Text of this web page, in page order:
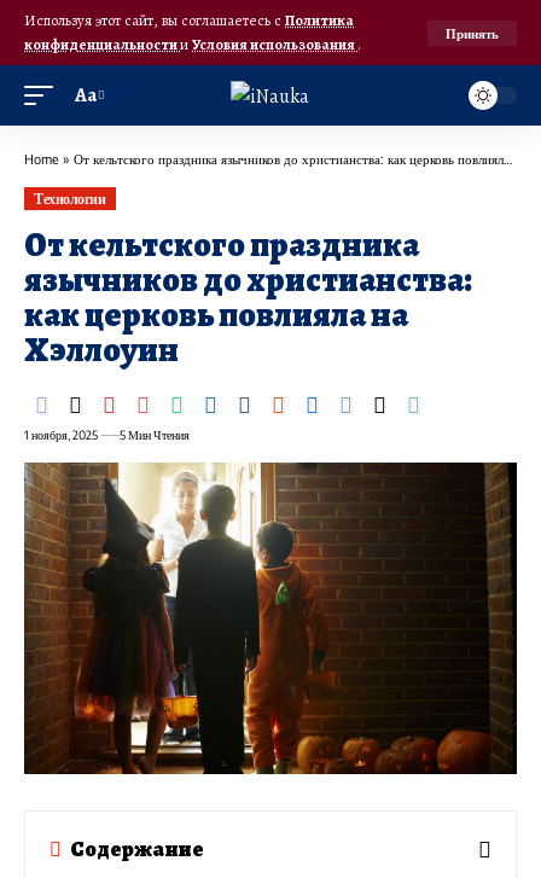
Используя этот сайт, вы соглашаетесь с Политика
конфиденциальностииУсловия использования.
Принять
Аа
Home » От кельтского праздника язычников до христианства: как церковь повлияла на Хэллоуин
Технологии
От кельтского праздника
язычников до христианства:
как церковь повлияла на
Хэллоуин
1 ноября, 2025 5 Мин Чтения
Содержание